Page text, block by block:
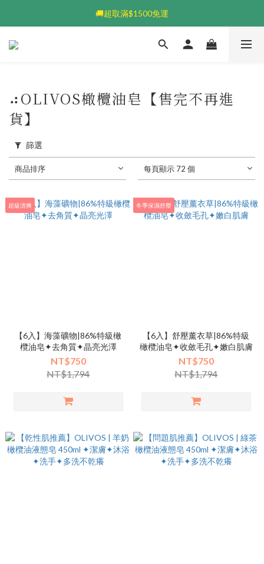
💰加入會員送$100👆🏻每筆享5%回饋💰
🚚超取滿$1500免運
💰加入會員送$100👆🏻每筆享5%回饋💰
⠴OLIVOS橄欖油皂【售完不再進
貨】
篩選
商品排序 每頁顯示 72 個
超級清爽
【6入】海藻礦物|86%特級橄
欖油皂✦去角質✦晶亮光澤
NT$750
NT$1,794
冬季保濕舒壓
【6入】舒壓薰衣草|86%特級
橄欖油皂✦收斂毛孔✦嫩白肌膚
NT$750
NT$1,794